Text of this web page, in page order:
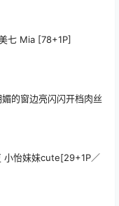
七 Mia [78+1P]
的窗边亮闪闪开档肉丝
小怡妹妹cute[29+1P／